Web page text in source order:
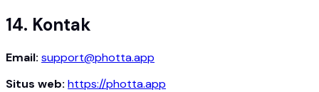
14. Kontak
Email: support@photta.app
Situs web: https://photta.app